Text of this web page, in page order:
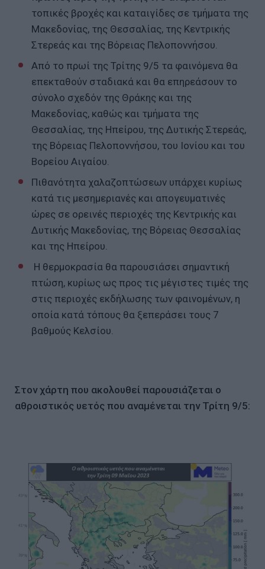
τοπικές βροχές και καταιγίδες σε τμήματα της
Μακεδονίας, της Θεσσαλίας, της Κεντρικής
Στερεάς και της Βόρειας Πελοποννήσου.
Από το πρωί της Τρίτης 9/5 τα φαινόμενα θα
επεκταθούν σταδιακά και θα επηρεάσουν το
σύνολο σχεδόν της Θράκης και της
Μακεδονίας, καθώς και τμήματα της
Θεσσαλίας, της Ηπείρου, της Δυτικής Στερεάς,
της Βόρειας Πελοποννήσου, του Ιονίου και του
Βορείου Αιγαίου.
Πιθανότητα χαλαζοπτώσεων υπάρχει κυρίως
κατά τις μεσημεριανές και απογευματινές
ώρες σε ορεινές περιοχές της Κεντρικής και
Δυτικής Μακεδονίας, της Βόρειας Θεσσαλίας
και της Ηπείρου.
Η θερμοκρασία θα παρουσιάσει σημαντική
πτώση, κυρίως ως προς τις μέγιστες τιμές της
στις περιοχές εκδήλωσης των φαινομένων, η
οποία κατά τόπους θα ξεπεράσει τους 7
βαθμούς Κελσίου.
Στον χάρτη που ακολουθεί παρουσιάζεται ο
αθροιστικός υετός που αναμένεται την Τρίτη 9/5: